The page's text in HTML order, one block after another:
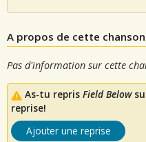
A propos de cette
Pas d'information sur cette
As-tu repris Field Below
reprise!
Ajouter une reprise